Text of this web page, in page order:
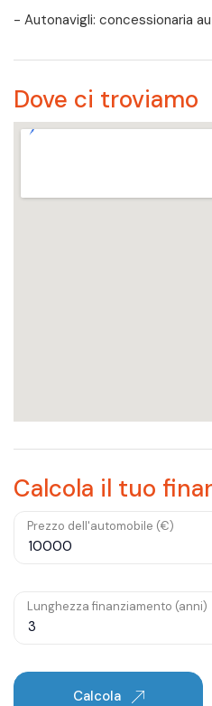
- Autonavigli: concessionaria
Dove ci troviamo
Calcola il tuo
Prezzo dell'automobile (€)
Lunghezza finanziamento (anni)
Calcola